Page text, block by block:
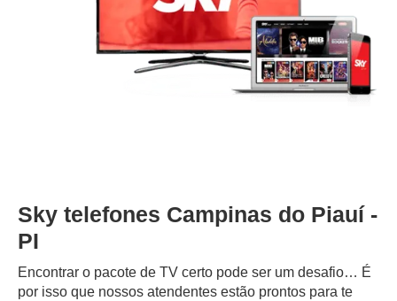
Sky telefones Campinas do Piauí -
PI
Encontrar o pacote de TV certo pode ser um desafio… É
por isso que nossos atendentes estão prontos para te